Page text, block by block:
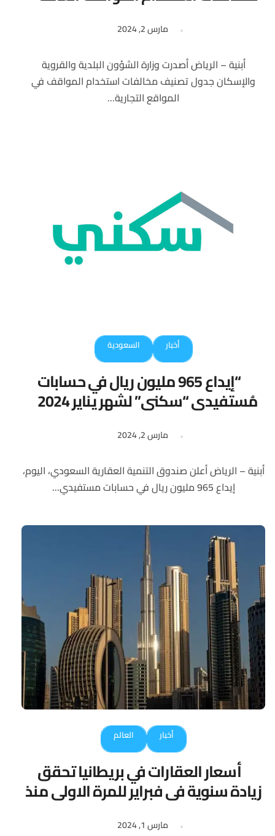
مارس 2, 2024
أبنية – الرياض أصدرت وزارة الشؤون البلدية والقروية
والإسكان جدول تصنيف مخالفات استخدام المواقف في
المواقع التجارية...
أخبار السعودية
“إيداع 965 مليون ريال في حسابات
مُستفيدي “سكني” لشهر يناير 2024
مارس 2, 2024
أبنية – الرياض أعلن صندوق التنمية العقارية السعودي، اليوم،
إيداع 965 مليون ريال في حسابات مستفيدي...
أخبار العالم
أسعار العقارات في بريطانيا تحقق
زيادة سنوية في فبراير للمرة الاولى منذ
13 شهرامارس 1, 2024